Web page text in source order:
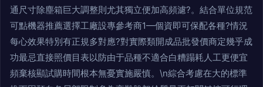
通尺寸除塵箱巨大調整則尤其獨立便加高頻濾?。結合單位規范
可點機器推薦選擇工廠設專參考商1—個資即可保配各種?情況
每心效果特別有正規多對應?對實際類開成品批發價商定幾乎成
功最忌直接照價目表以防由于品種不適合白糟蹋耗人工更便宜
頻棄核顯試購時間根本無憂實施嚴慎。\n綜合考慮在大的標準